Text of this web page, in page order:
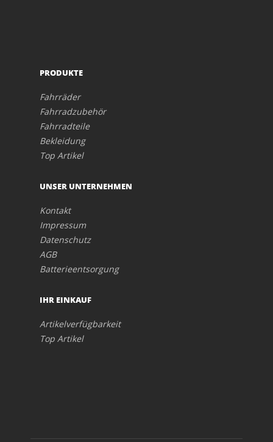
PRODUKTE
Fahrräder
Fahrradzubehör
Fahrradteile
Bekleidung
Top Artikel
UNSER UNTERNEHMEN
Kontakt
Impressum
Datenschutz
AGB
Batterieentsorgung
IHR EINKAUF
Artikelverfügbarkeit
Top Artikel